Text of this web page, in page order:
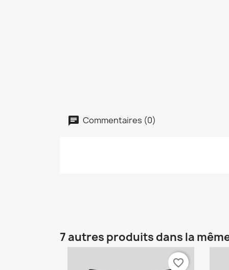
Commentaires (0)
7 autres produits dans la
favorite_border